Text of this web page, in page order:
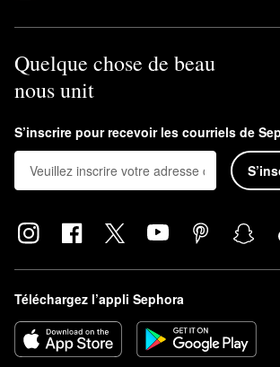
Quelque chose de beau
nous unit
S’inscrire pour recevoir les courriels de
Téléchargez l’appli Sephora